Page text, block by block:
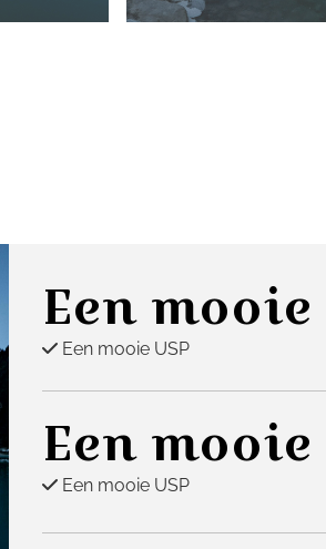
Een mooie
 Een mooie USP
Een mooie
 Een mooie USP